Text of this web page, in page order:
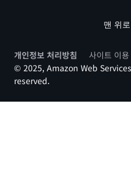
맨 위
개인정보 처리방침 사이트 이
© 2025, Amazon Web
reserved.